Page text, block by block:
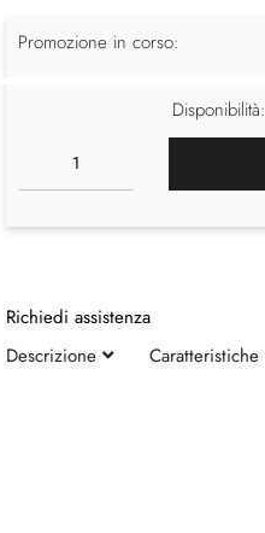
Promozione in corso:
Disponibilità:
Richiedi assistenza
Descrizione
Caratteristiche